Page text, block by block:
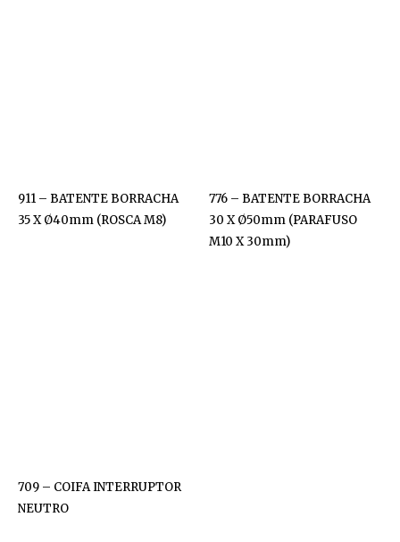
911 – BATENTE BORRACHA
35 X Ø40mm (ROSCA M8)
776 – BATENTE BORRACHA
30 X Ø50mm (PARAFUSO
M10 X 30mm)
709 – COIFA INTERRUPTOR
NEUTRO